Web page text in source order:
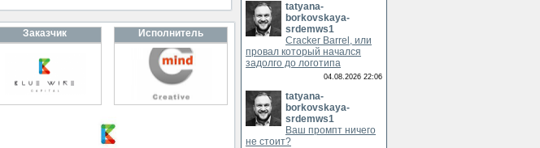
Заказчик Исполнитель
tatyana-
borkovskaya-
srdemws1
Cracker Barrel, или
провал который начался
задолго до логотипа
04.08.2026 22:06
tatyana-
borkovskaya-
srdemws1
Ваш промпт ничего
не стоит?